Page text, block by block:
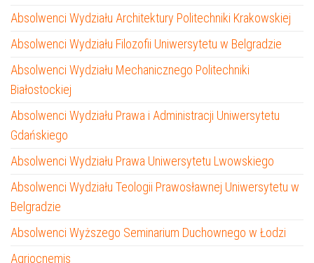
Absolwenci Wydziału Architektury Politechniki Krakowskiej
Absolwenci Wydziału Filozofii Uniwersytetu w Belgradzie
Absolwenci Wydziału Mechanicznego Politechniki
Białostockiej
Absolwenci Wydziału Prawa i Administracji Uniwersytetu
Gdańskiego
Absolwenci Wydziału Prawa Uniwersytetu Lwowskiego
Absolwenci Wydziału Teologii Prawosławnej Uniwersytetu w
Belgradzie
Absolwenci Wyższego Seminarium Duchownego w Łodzi
Agriocnemis